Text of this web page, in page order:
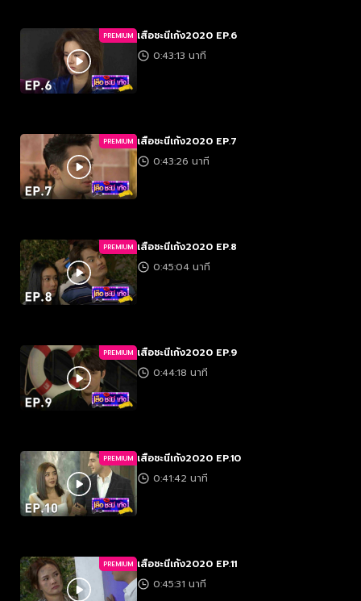
PREMIUM เสือชะนีเก้ง2020 EP.6
0:43:13 นาที
PREMIUM เสือชะนีเก้ง2020 EP.7
0:43:26 นาที
PREMIUM เสือชะนีเก้ง2020 EP.8
0:45:04 นาที
PREMIUM เสือชะนีเก้ง2020 EP.9
0:44:18 นาที
PREMIUM เสือชะนีเก้ง2020 EP.10
0:41:42 นาที
PREMIUM เสือชะนีเก้ง2020 EP.11
0:45:31 นาที